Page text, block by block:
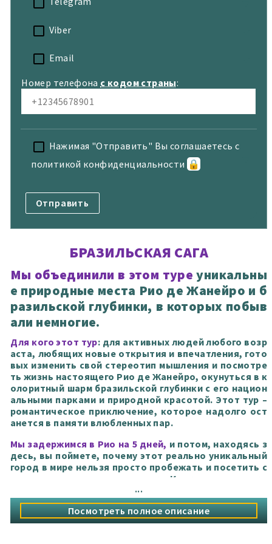
Viber
Email
Номер телефона с кодом страны:
Нажимая "Отправить" Вы соглашаетесь с
политикой конфиденциальности 🔒
БРАЗИЛЬСКАЯ САГА
Мы объединили в этом туреуникальны
е природные места Рио де Жанейро и б
разильской глубинки, в которых побыв
али немногие.
Для кого этот тур: для активных людей любого возр
аста, любящих новые открытия и впечатления, гото
вых изменить свой стереотип мышления и посмотре
ть жизнь настоящего Рио де Жанейро, окунуться в к
олоритный шарм бразильской глубинки с его национ
альными парками и природной красотой. Этот тур –
романтическое приключение, которое надолго ост
анется в памяти влюбленных пар.
Мы задержимся в Рио на 5 дней, и потом, находясь з
десь, вы поймете, почему этот реально уникальный
город в мире нельзя просто пробежать и посетить с
тандартно, как другие: только Корковадо, только
Нет, мы будем ходить по Рио и его
окрестностям, взбираться на самые знаковые горы,
встречать восход и закат солнца с красивейшими па
норамными видами, влюбляться в нетуристический
...
Посмотреть полное описание